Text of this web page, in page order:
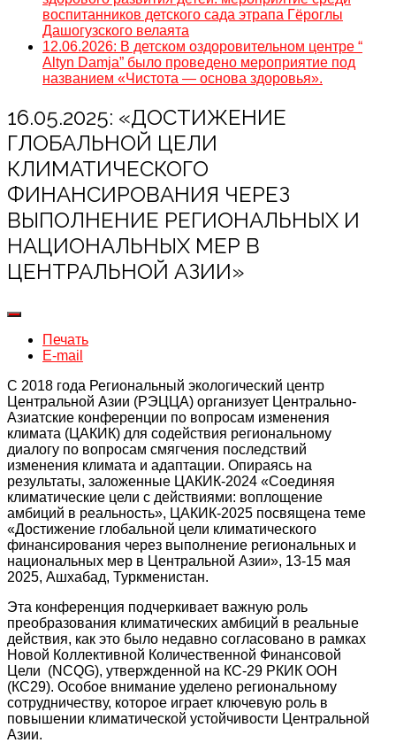
воспитанников детского сада этрапа Гёроглы
Дашогузского велаята
12.06.2026: В детском оздоровительном центре “
Altyn Damja” было проведено мероприятие под
названием «Чистота — основа здоровья».
16.05.2025: «ДОСТИЖЕНИЕ
ГЛОБАЛЬНОЙ ЦЕЛИ
КЛИМАТИЧЕСКОГО
ФИНАНСИРОВАНИЯ ЧЕРЕЗ
ВЫПОЛНЕНИЕ РЕГИОНАЛЬНЫХ И
НАЦИОНАЛЬНЫХ МЕР В
ЦЕНТРАЛЬНОЙ АЗИИ»
Печать
E-mail
С 2018 года Региональный экологический центр
Центральной Азии (РЭЦЦА) организует Центрально-
Азиатские конференции по вопросам изменения
климата (ЦАКИК) для содействия региональному
диалогу по вопросам смягчения последствий
изменения климата и адаптации. Опираясь на
результаты, заложенные ЦАКИК-2024 «Соединяя
климатические цели с действиями: воплощение
амбиций в реальность», ЦАКИК-2025 посвящена теме
«Достижение глобальной цели климатического
финансирования через выполнение региональных и
национальных мер в Центральной Азии», 13-15 мая
2025, Ашхабад, Туркменистан.
Эта конференция подчеркивает важную роль
преобразования климатических амбиций в реальные
действия, как это было недавно согласовано в рамках
Новой Коллективной Количественной Финансовой
Цели (NCQG), утвержденной на КС-29 РКИК ООН
(КС29). Особое внимание уделено региональному
сотрудничеству, которое играет ключевую роль в
повышении климатической устойчивости Центральной
Азии.